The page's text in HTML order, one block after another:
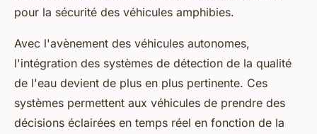
pour la sécurité des véhicules amphibies.
Avec l'avènement des véhicules autonomes,
l'intégration des systèmes de détection de la qualité
de l'eau devient de plus en plus pertinente. Ces
systèmes permettent aux véhicules de prendre des
décisions éclairées en temps réel en fonction de la